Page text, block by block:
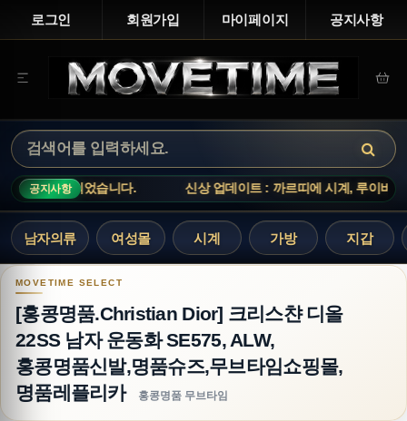
로그인 회원가입 마이페이지 공지사항
공지사항신상 업데이트 : 까르띠에 시계, 루이비통 티셔츠, 아크네스튜디
남자의류 여성몰 시계 가방 지갑
[홍콩명품.Christian Dior] 크리스챤 디올 22SS
[홍콩명품.Christian Dior] 크리스챤 디올
22SS 남자 운동화 SE575, ALW,
홍콩명품신발,명품슈즈,무브타임쇼핑몰,
명품레플리카
홍콩명품 무브타임